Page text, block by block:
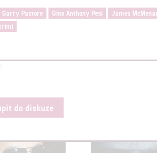
Garry Pastore Gino Anthony Pesi
James
do diskuze